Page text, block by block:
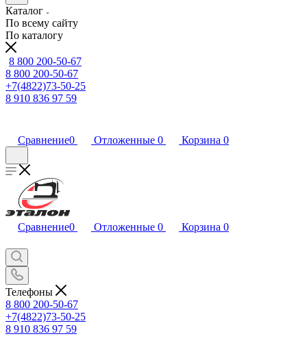
Каталог
По всему сайту
По каталогу
8 800 200-50-67
8 800 200-50-67
+7(4822)73-50-25
8 910 836 97 59
Сравнение0 Отложенные 0 Корзина 0
Сравнение0 Отложенные 0 Корзина 0
Телефоны
8 800 200-50-67
+7(4822)73-50-25
8 910 836 97 59